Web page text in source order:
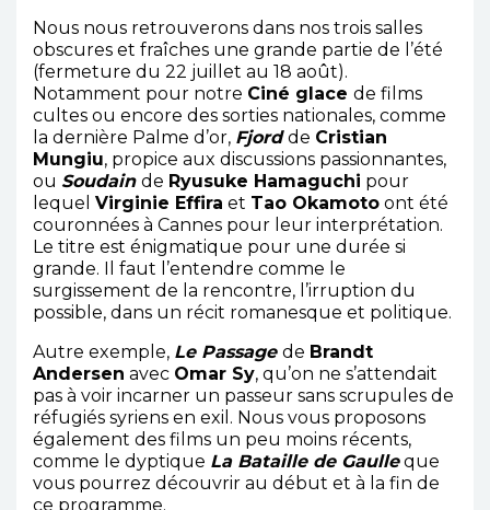
Nous nous retrouverons dans nos trois salles
obscures et fraîches une grande partie de l’été
(fermeture du 22 juillet au 18 août).
Notamment pour notre Ciné glace de films
cultes ou encore des sorties nationales, comme
la dernière Palme d’or, Fjordde Cristian
Mungiu, propice aux discussions passionnantes,
ou Soudain de Ryusuke Hamaguchi pour
lequel Virginie Effira et Tao Okamoto ont été
couronnées à Cannes pour leur interprétation.
Le titre est énigmatique pour une durée si
grande. Il faut l’entendre comme le
surgissement de la rencontre, l’irruption du
possible, dans un récit romanesque et politique.
Autre exemple, Le Passage de Brandt
Andersen avec Omar Sy, qu’on ne s’attendait
pas à voir incarner un passeur sans scrupules de
réfugiés syriens en exil. Nous vous proposons
également des films un peu moins récents,
comme le dyptique La Bataille de Gaulleque
vous pourrez découvrir au début et à la fin de
ce programme.